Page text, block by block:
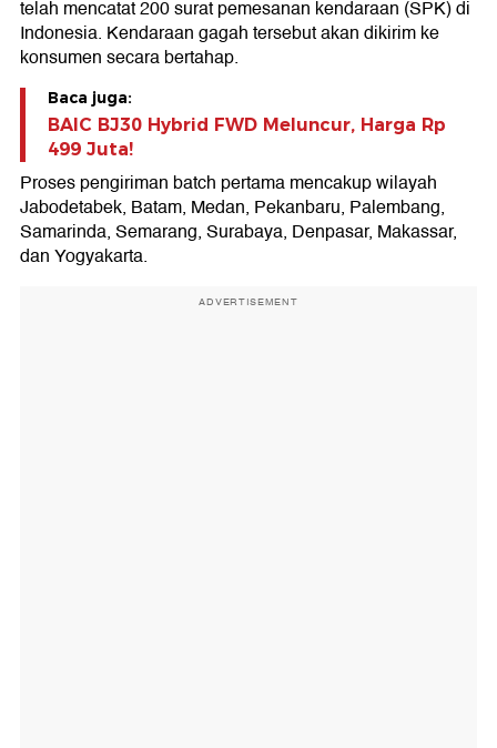
telah mencatat 200 surat pemesanan kendaraan (SPK) di
Indonesia. Kendaraan gagah tersebut akan dikirim ke
konsumen secara bertahap.
Baca juga:
BAIC BJ30 Hybrid FWD Meluncur, Harga Rp
499 Juta!
Proses pengiriman batch pertama mencakup wilayah
Jabodetabek, Batam, Medan, Pekanbaru, Palembang,
Samarinda, Semarang, Surabaya, Denpasar, Makassar,
dan Yogyakarta.
ADVERTISEMENT